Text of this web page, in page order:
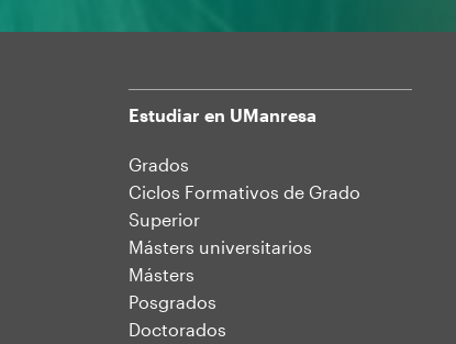
Mapa
web
Estudiar en UManresa
Grados
Ciclos Formativos de Grado
Superior
Másters universitarios
Másters
Posgrados
Doctorados